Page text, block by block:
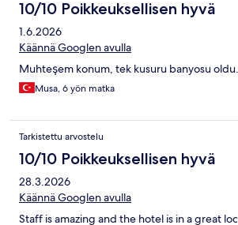
10/10 Poikkeuksellisen hyvä
1.6.2026
Käännä Googlen avulla
Muhteşem konum, tek kusuru banyosu oldu.
Musa, 6 yön matka
Tarkistettu arvostelu
10/10 Poikkeuksellisen hyvä
28.3.2026
Käännä Googlen avulla
Staff is amazing and the hotel is in a great